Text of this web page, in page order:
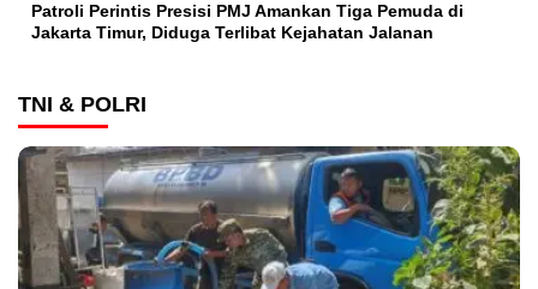
Patroli Perintis Presisi PMJ Amankan Tiga Pemuda di
Jakarta Timur, Diduga Terlibat Kejahatan Jalanan
TNI & POLRI